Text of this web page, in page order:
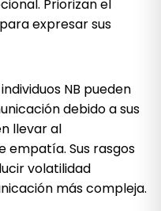
Priorizan el
expresar sus
individuos NB pueden
debido a sus
llevar al
empatía. Sus rasgos
volatilidad
más compleja.